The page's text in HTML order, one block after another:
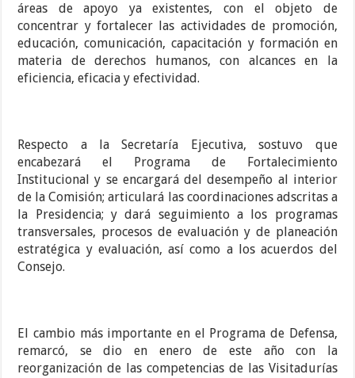
áreas de apoyo ya existentes, con el objeto de
concentrar y fortalecer las actividades de promoción,
educación, comunicación, capacitación y formación en
materia de derechos humanos, con alcances en la
eficiencia, eficacia y efectividad.
Respecto a la Secretaría Ejecutiva, sostuvo que
encabezará el Programa de Fortalecimiento
Institucional y se encargará del desempeño al interior
de la Comisión; articulará las coordinaciones adscritas a
la Presidencia; y dará seguimiento a los programas
transversales, procesos de evaluación y de planeación
estratégica y evaluación, así como a los acuerdos del
Consejo.
El cambio más importante en el Programa de Defensa,
remarcó, se dio en enero de este año con la
reorganización de las competencias de las Visitadurías